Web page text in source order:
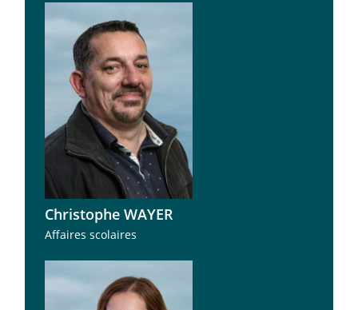
Christophe WAYER
Affaires scolaires